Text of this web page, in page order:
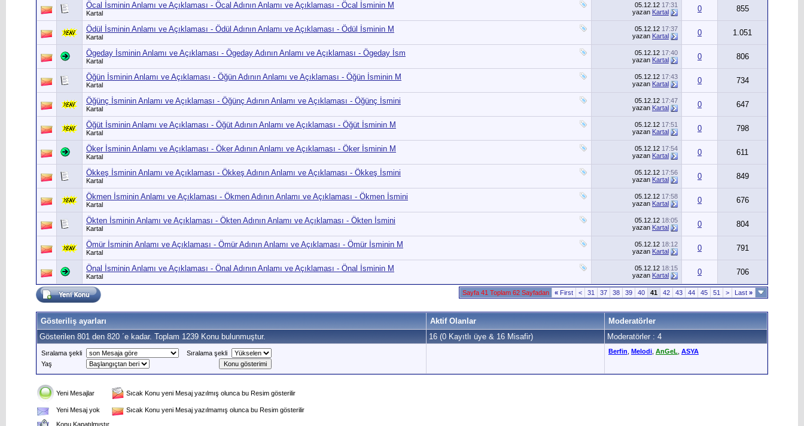
Öcal İsminin Anlamı ve Açıklaması - Öcal Adının Anlamı ve Açıklaması - Öcal İsminin M
Kartal
05.12.12 17:31
yazan Kartal 0 855
Ödül İsminin Anlamı ve Açıklaması - Ödül Adının Anlamı ve Açıklaması - Ödül İsminin M
Kartal
05.12.12 17:37
yazan Kartal 0 1.051
Ögeday İsminin Anlamı ve Açıklaması - Ögeday Adının Anlamı ve Açıklaması - Ögeday İsm
Kartal
05.12.12 17:40
yazan Kartal 0 806
Öğün İsminin Anlamı ve Açıklaması - Öğün Adının Anlamı ve Açıklaması - Öğün İsminin M
Kartal
05.12.12 17:43
yazan Kartal 0 734
Öğünç İsminin Anlamı ve Açıklaması - Öğünç Adının Anlamı ve Açıklaması - Öğünç İsmini
Kartal
05.12.12 17:47
yazan Kartal 0 647
Öğüt İsminin Anlamı ve Açıklaması - Öğüt Adının Anlamı ve Açıklaması - Öğüt İsminin M
Kartal
05.12.12 17:51
yazan Kartal 0 798
Öker İsminin Anlamı ve Açıklaması - Öker Adının Anlamı ve Açıklaması - Öker İsminin M
Kartal
05.12.12 17:54
yazan Kartal 0 611
Ökkeş İsminin Anlamı ve Açıklaması - Ökkeş Adının Anlamı ve Açıklaması - Ökkeş İsmini
Kartal
05.12.12 17:56
yazan Kartal 0 849
Ökmen İsminin Anlamı ve Açıklaması - Ökmen Adının Anlamı ve Açıklaması - Ökmen İsmini
Kartal
05.12.12 17:58
yazan Kartal 0 676
Ökten İsminin Anlamı ve Açıklaması - Ökten Adının Anlamı ve Açıklaması - Ökten İsmini
Kartal
05.12.12 18:05
yazan Kartal 0 804
Ömür İsminin Anlamı ve Açıklaması - Ömür Adının Anlamı ve Açıklaması - Ömür İsminin M
Kartal
05.12.12 18:12
yazan Kartal 0 791
Önal İsminin Anlamı ve Açıklaması - Önal Adının Anlamı ve Açıklaması - Önal İsminin M
Kartal
05.12.12 18:15
yazan Kartal 0 706
Sayfa 41 Toplam 62 Sayfadan « First < 31 37 38 39 40 41 42 43 44 45 51 > Last »
Gösteriliş ayarları Aktif Olanlar
Moderatörler
Gösterilen 801 den 820 ´e kadar. Toplam 1239 Konu bulunmuştur.
16 (0 Kayıtlı üye & 16 Misafir) Moderatörler : 4
Sıralama şekli
Sıralama şekli
Yaş
Berfin Melodi AnGeL ASYA
Yeni Mesajlar Sıcak Konu yeni Mesaj yazılmış olunca bu Resim gösterilir
Yeni Mesaj yok
Sıcak Konu yeni Mesaj yazılmamış olunca bu Resim gösterilir
Konu Kapatılmıştır